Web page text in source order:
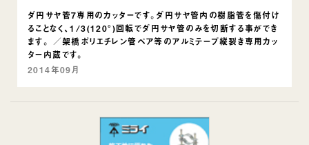
ダ円サヤ管7専用のカッターです。ダ円サヤ管内の樹脂管を傷付け
ることなく、1/3(120°)回転でダ円サヤ管のみを切断する事ができ
ます。 ／架橋ポリエチレン管ペア等のアルミテープ縦裂き専用カッ
ター内蔵です。
2014年09月